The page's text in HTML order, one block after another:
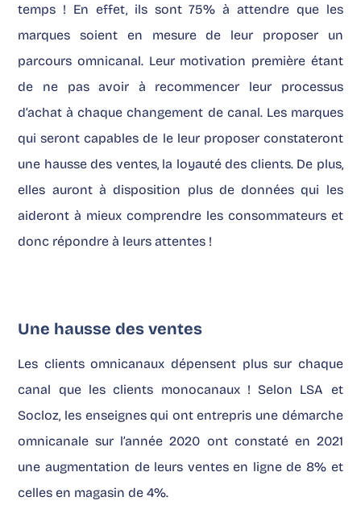
temps ! En effet, ils sont 75% à attendre que les
marques soient en mesure de leur proposer un
parcours omnicanal. Leur motivation première étant
de ne pas avoir à recommencer leur processus
d’achat à chaque changement de canal. Les marques
qui seront capables de le leur proposer constateront
une hausse des ventes, la loyauté des clients. De plus,
elles auront à disposition plus de données qui les
aideront à mieux comprendre les consommateurs et
donc répondre à leurs attentes !
Une hausse des ventes
Les clients omnicanaux dépensent plus sur chaque
canal que les clients monocanaux ! Selon LSA et
Socloz, les enseignes qui ont entrepris une démarche
omnicanale sur l’année 2020 ont constaté en 2021
une augmentation de leurs ventes en ligne de 8% et
celles en magasin de 4%.